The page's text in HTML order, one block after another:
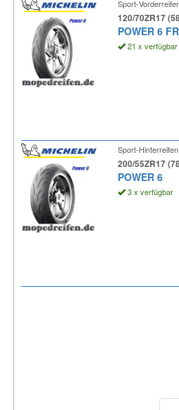
Sport-
120/70ZR17
POWER 6
21 x verfügbar
Sport-Hinterreifen
200/55ZR17
POWER 6
3 x verfügbar